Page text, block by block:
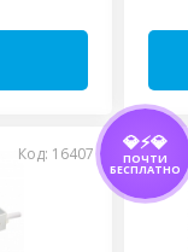
Код: 16407
💎⚡💎
ПОЧТИ
БЕСПЛАТНО